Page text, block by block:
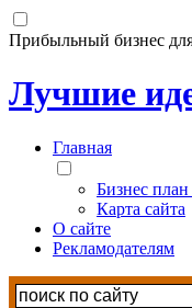
Прибыльный бизнес
Лучшие
Главная
Бизнес
Карта сайта
О сайте
Рекламодателям